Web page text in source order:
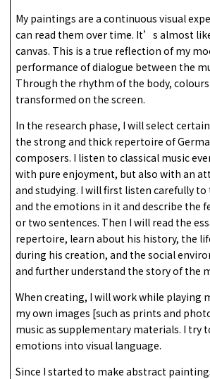
My paintings are a continuous visual
can read them over time. It’s almost
canvas. This is a true reflection of my
performance of dialogue between the
Through the rhythm of the body,
transformed on the screen.
In the research phase, I will select
the strong and thick repertoire of
composers. I listen to classical music
with pure enjoyment, but also with an
and studying. I will first listen carefully
and the emotions in it and describe the
or two sentences. Then I will read the
repertoire, learn about his history, the
during his creation, and the social
and further understand the story of the
When creating, I will work while playing
my own images [such as prints and
music as supplementary materials. I try
emotions into visual language.
Since I started to make abstract